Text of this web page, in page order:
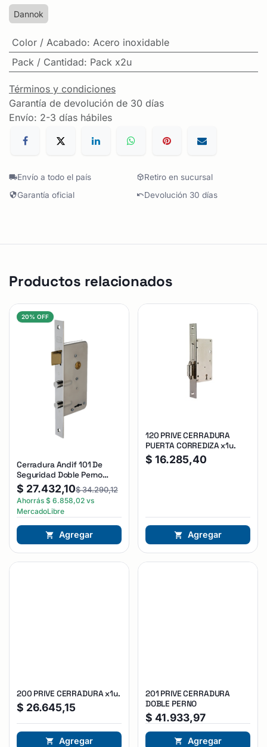
Dannok
Color / Acabado: Acero inoxidable
Pack / Cantidad: Pack x2u
Términos y condiciones
Garantía de devolución de 30 días
Envío: 2-3 días hábiles
Envío a todo el país
Retiro en sucursal
Garantía oficial
Devolución 30 días
Productos relacionados
20% OFF
Cerradura Andif 101 De
Seguridad Doble Perno
Reforzada Plateado
$ 27.432,10$34.290,12
Ahorrás $ 6.858,02 vs
MercadoLibre
Agregar
120 PRIVE CERRADURA
PUERTA CORREDIZA x1u.
$ 16.285,40
Agregar
200 PRIVE CERRADURA x1u.
$ 26.645,15
Agregar
201 PRIVE CERRADURA
DOBLE PERNO
$ 41.933,97
Agregar